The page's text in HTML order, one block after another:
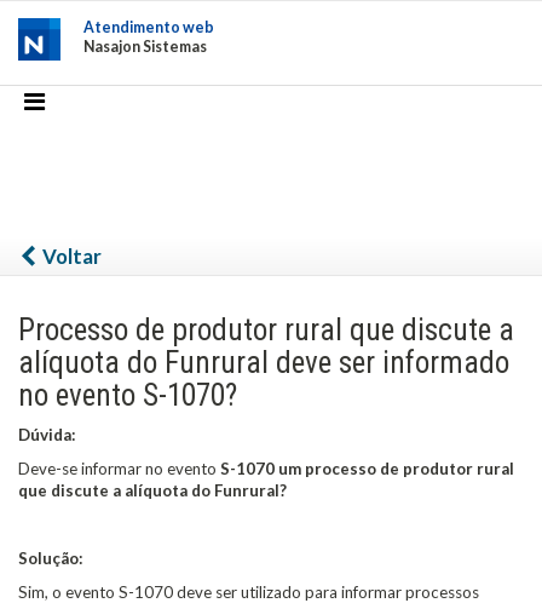
Atendimento web
Nasajon Sistemas
Voltar
Processo de produtor rural que discute a
alíquota do Funrural deve ser informado
no evento S-1070?
Dúvida:
Deve-se informar no evento S-1070 um processo de produtor rural
que discute a alíquota do Funrural?
Solução:
Sim, o evento S-1070 deve ser utilizado para informar processos